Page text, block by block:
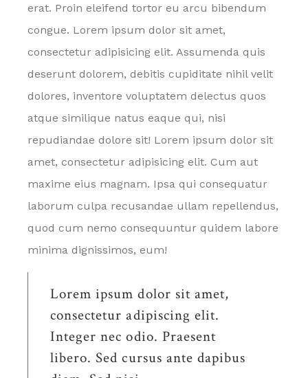
erat. Proin eleifend tortor eu arcu bibendum
congue. Lorem ipsum dolor sit amet,
consectetur adipisicing elit. Assumenda quis
deserunt dolorem, debitis cupiditate nihil velit
dolores, inventore voluptatem delectus quos
atque similique natus eaque qui, nisi
repudiandae dolore sit! Lorem ipsum dolor sit
amet, consectetur adipisicing elit. Cum aut
maxime eius magnam. Ipsa qui consequatur
laborum culpa recusandae ullam repellendus,
quod cum nemo consequuntur quidem labore
minima dignissimos, eum!
Lorem ipsum dolor sit amet,
consectetur adipiscing elit.
Integer nec odio. Praesent
libero. Sed cursus ante dapibus